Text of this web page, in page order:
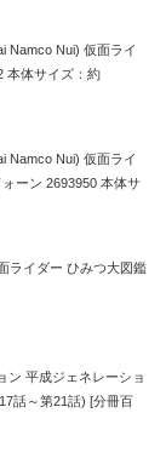
Namco Nui) 仮面ライ
本体サイズ：約
Namco Nui) 仮面ライ
ーン 2693950 本体サ
ライダー ひみつ大図鑑
ン 平成ジェネレーショ
話～第21話) [分冊百